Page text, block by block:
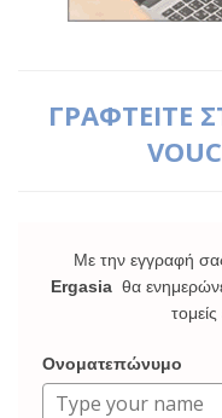
ΓΡΑΦΤΕΙΤΕ
Με την εγγραφή
Ergasia θα
Ονοματεπώνυμο